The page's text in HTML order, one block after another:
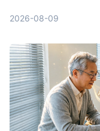
2026-08-09